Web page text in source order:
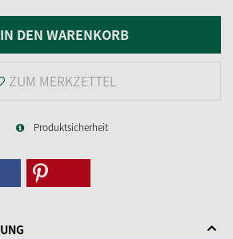
IN DEN WARENKORB
ZUM MERKZETTEL
Produktsicherheit